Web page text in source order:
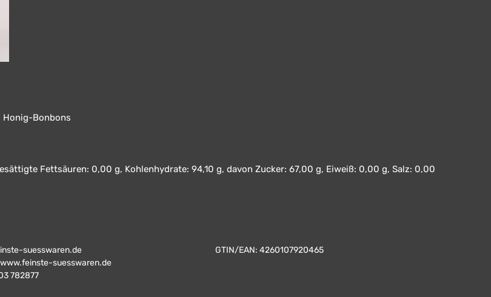
Honig-Bonbons
Fettsäuren: 0,00 g, Kohlenhydrate: 94,10 g, davon Zucker: 67,00 g, Eiweiß: 0,00 g, Salz: 0,00
suesswaren.de
suesswaren.de
782877
GTIN/EAN: 4260107920465